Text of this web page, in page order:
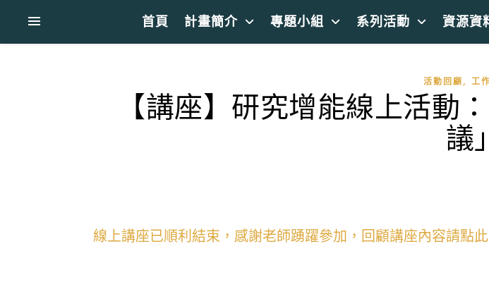
首頁 計畫簡介 專題小組 系列活動 資源資
活動回顧, 工
【講座】研究增能線上活動
議」
線上講座已順利結束，感謝老師踴躍參加，回顧講座內容請點此